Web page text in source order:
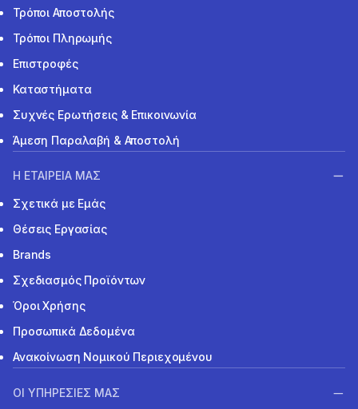
Τρόποι Αποστολής
Τρόποι Πληρωμής
Επιστροφές
Καταστήματα
Συχνές Ερωτήσεις & Επικοινωνία
Άμεση Παραλαβή & Αποστολή
Η ΕΤΑΙΡΕΙΑ ΜΑΣ
Σχετικά με Εμάς
Θέσεις Εργασίας
Brands
Σχεδιασμός Προϊόντων
Όροι Χρήσης
Προσωπικά Δεδομένα
Ανακοίνωση Νομικού Περιεχομένου
ΟΙ ΥΠΗΡΕΣΙΕΣ ΜΑΣ